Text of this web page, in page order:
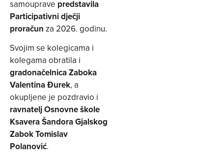
samouprave predstavila
Participativni dječji
proračun za 2026. godinu.
Svojim se kolegicama i
kolegama obratila i
gradonačelnica Zaboka
Valentina Đurek, a
okupljene je pozdravio i
ravnatelj Osnovne škole
Ksavera Šandora Gjalskog
Zabok Tomislav
Polanović.